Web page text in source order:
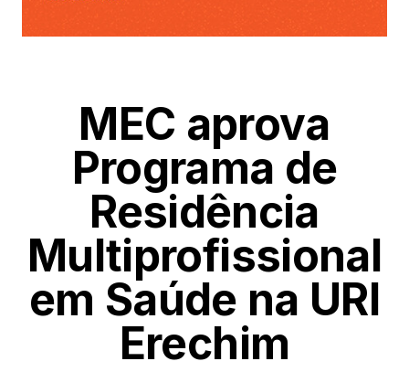
MEC aprova
Programa de
Residência
Multiprofissional
em Saúde na URI
Erechim